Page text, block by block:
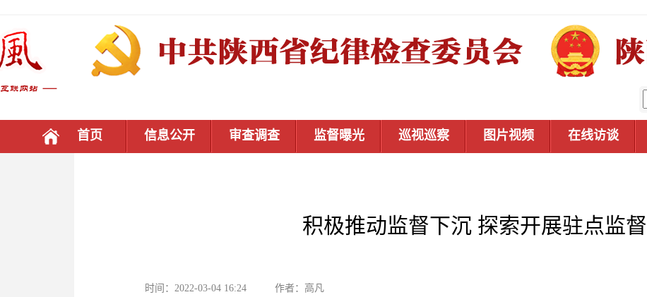
首页 信息公开 审查调查 监督曝光 巡视巡察 图片视频 在线访谈
积极推动监督下沉 探索开展驻点监督
时间：2022-03-04 16:24 作者：高凡